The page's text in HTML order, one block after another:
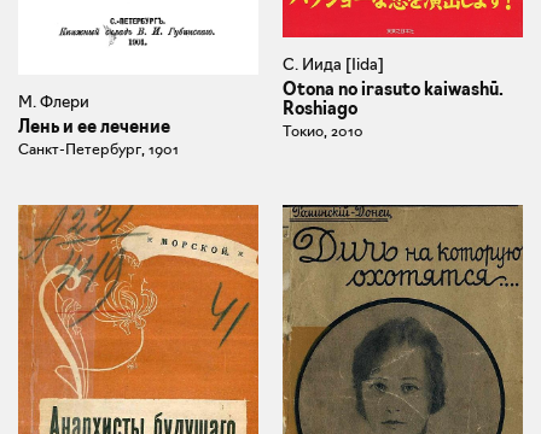
М. Флери
Лень и ее лечение
Санкт-Петербург, 1901
С. Иида [Iida]
Otona no irasuto kaiwashū.
Roshiago
Токио, 2010